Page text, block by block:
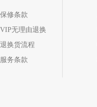
保修条款
VIP无理由退换
退换货流程
服务条款